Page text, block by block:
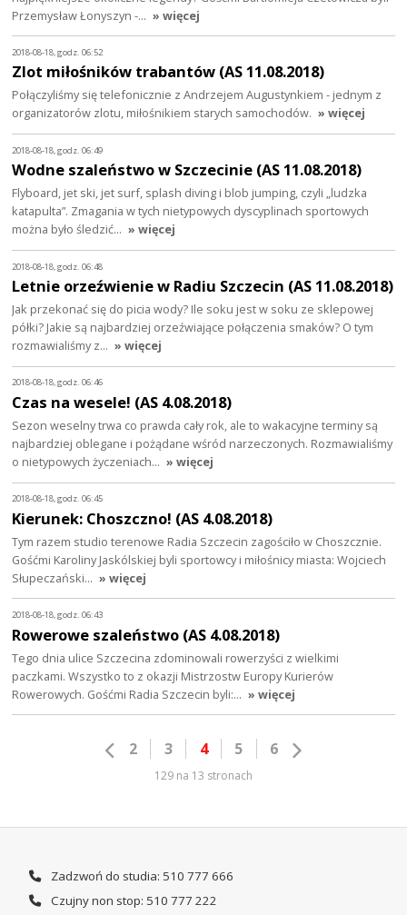
Przemysław Łonyszyn -… » więcej
2018-08-18, godz. 06:52
Zlot miłośników trabantów (AS 11.08.2018)
Połączyliśmy się telefonicznie z Andrzejem Augustynkiem - jednym z
organizatorów zlotu, miłośnikiem starych samochodów. » więcej
2018-08-18, godz. 06:49
Wodne szaleństwo w Szczecinie (AS 11.08.2018)
Flyboard, jet ski, jet surf, splash diving i blob jumping, czyli „ludzka
katapulta”. Zmagania w tych nietypowych dyscyplinach sportowych
można było śledzić… » więcej
2018-08-18, godz. 06:48
Letnie orzeźwienie w Radiu Szczecin (AS 11.08.2018)
Jak przekonać się do picia wody? Ile soku jest w soku ze sklepowej
półki? Jakie są najbardziej orzeźwiające połączenia smaków? O tym
rozmawialiśmy z… » więcej
2018-08-18, godz. 06:46
Czas na wesele! (AS 4.08.2018)
Sezon weselny trwa co prawda cały rok, ale to wakacyjne terminy są
najbardziej oblegane i pożądane wśród narzeczonych. Rozmawialiśmy
o nietypowych życzeniach… » więcej
2018-08-18, godz. 06:45
Kierunek: Choszczno! (AS 4.08.2018)
Tym razem studio terenowe Radia Szczecin zagościło w Choszcznie.
Gośćmi Karoliny Jaskólskiej byli sportowcy i miłośnicy miasta: Wojciech
Słupeczański… » więcej
2018-08-18, godz. 06:43
Rowerowe szaleństwo (AS 4.08.2018)
Tego dnia ulice Szczecina zdominowali rowerzyści z wielkimi
paczkami. Wszystko to z okazji Mistrzostw Europy Kurierów
Rowerowych. Gośćmi Radia Szczecin byli:… » więcej
2 3 4 5 6
129 na 13 stronach
Zadzwoń do studia: 510 777 666
Czujny non stop: 510 777 222